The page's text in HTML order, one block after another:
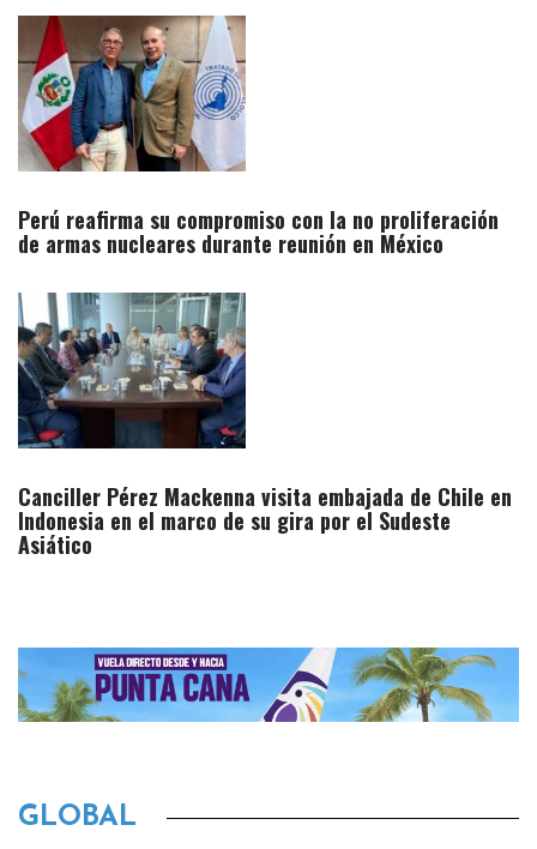
Perú reafirma su compromiso con la no proliferación
de armas nucleares durante reunión en México
Canciller Pérez Mackenna visita embajada de Chile en
Indonesia en el marco de su gira por el Sudeste
Asiático
GLOBAL